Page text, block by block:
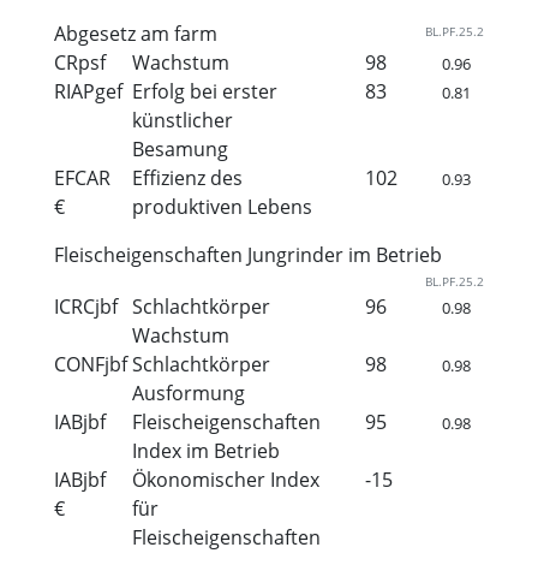
Abgesetz am farm
BL.PF.25.2
CRpsf Wachstum 98 0.96
RIAPgef Erfolg bei erster
künstlicher
Besamung
83 0.81
EFCAR
€
Effizienz des
produktiven Lebens
102 0.93
Fleischeigenschaften Jungrinder im Betrieb
BL.PF.25.2
ICRCjbf Schlachtkörper
Wachstum
96 0.98
CONFjbfSchlachtkörper
Ausformung
98 0.98
IABjbf
Fleischeigenschaften
Index im Betrieb
95 0.98
IABjbf
€
Ökonomischer Index
für
Fleischeigenschaften
-15